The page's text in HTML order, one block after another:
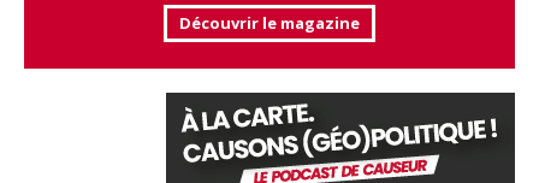
Découvrir le magazine